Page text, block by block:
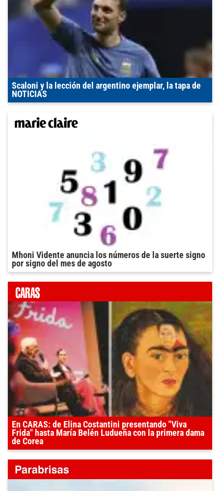
Scaloni y la lección del argentino ejemplar, la tapa de
NOTICIAS
Mhoni Vidente anuncia los números de la suerte signo
por signo del mes de agosto
En CARAS: de Elina Costantini presentando "Viva
Frida" hasta María Belén Ludueña con la primera dama
de Corea